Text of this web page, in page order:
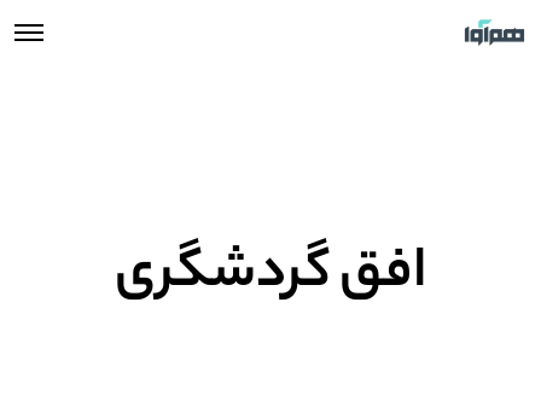
افق گردشگری